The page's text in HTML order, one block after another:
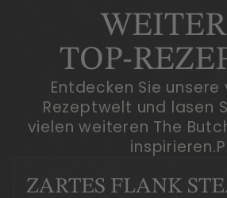
TOP-
Entdecken Sie
Rezeptwelt und lasen
vielen weiteren The
inspirieren.P
ZARTES FLANK